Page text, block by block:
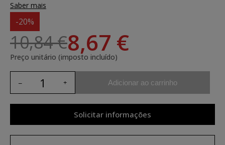
Saber mais
-20%
10,84 €8,67 €
Preço unitário (imposto incluído)
Adicionar ao carrinho
Solicitar informações